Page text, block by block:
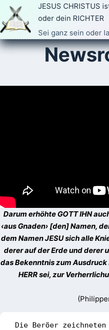
Zum
Inhalt
springen
JESUS CHRISTUS
oder dein RICHTER
Sei ganz sein oder
Darum erhöhte GOTT IHN
‹aus Gnaden› [den] Namen,
dem Namen JESU sich alle
derer auf der Erde und derer
das Bekenntnis zum Ausdruck
HERR sei, zur
Die Beröer